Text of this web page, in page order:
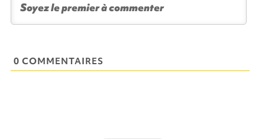
0 COMMENTAIRES